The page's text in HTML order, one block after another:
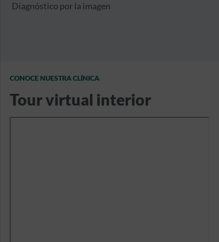
Diagnóstico por la imagen
CONOCE NUESTRA CLÍNICA
Tour virtual interior